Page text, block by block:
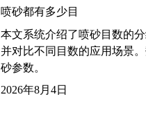
喷砂都有多少目
本文系统介绍了喷砂目数的
并对比不同目数的应用场景
砂参数。
2026年8月4日